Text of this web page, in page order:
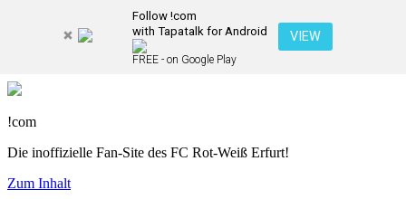
Follow !com
with Tapatalk for Android
FREE - on Google Play
VIEW
!com
Die inoffizielle Fan-Site des FC Rot-Weiß Erfurt!
Zum Inhalt